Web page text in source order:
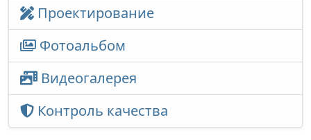
Проектирование
Фотоальбом
Видеогалерея
Контроль качества